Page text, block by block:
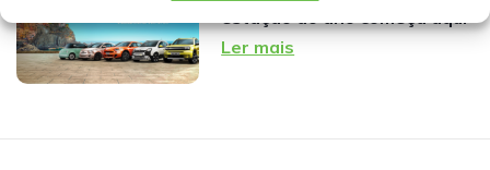
estação do ano começa aqui
Ler mais